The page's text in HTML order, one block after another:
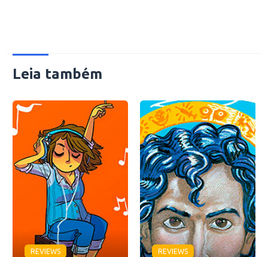
Leia também
REVIEWS REVIEWS